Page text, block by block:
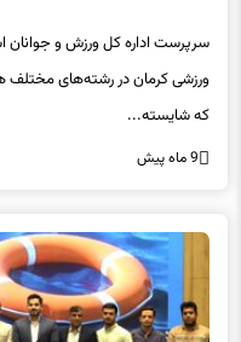
سرپرست اداره کل ورزش و جوانان
ورزشی کرمان در رشته‌های مختلف
که شایسته...
9 ماه پیش